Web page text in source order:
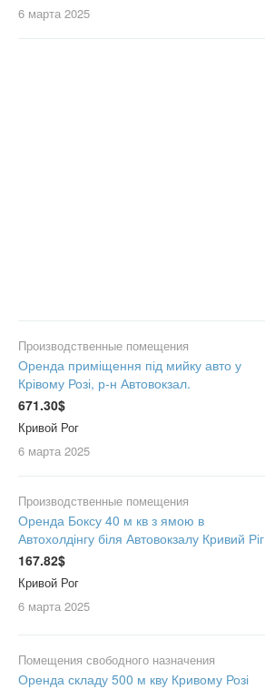
6 марта 2025
Производственные помещения
Оренда приміщення під мийку авто у
Крівому Розі, р-н Автовокзал.
671.30$
Кривой Рог
6 марта 2025
Производственные помещения
Оренда Боксу 40 м кв з ямою в
Автохолдінгу біля Автовокзалу Кривий Ріг
167.82$
Кривой Рог
6 марта 2025
Помещения свободного назначения
Оренда складу 500 м кву Кривому Розі